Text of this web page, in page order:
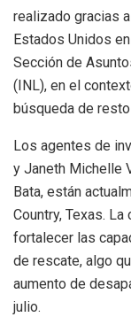
realizado gracias
Estados Unidos
Sección de
(INL), en el
búsqueda de
Los agentes de
y Janeth Michelle
Bata, están
Country, Texas.
fortalecer las
de rescate, algo
aumento de
julio.